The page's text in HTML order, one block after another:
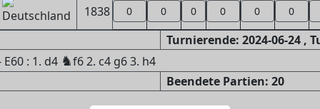
1838 0 0 0 0 0 0
Turnierende: 2024-06-24 ,
: 1. d4 ♞f6 2. c4 g6 3. h4
Beendete Partien: 20